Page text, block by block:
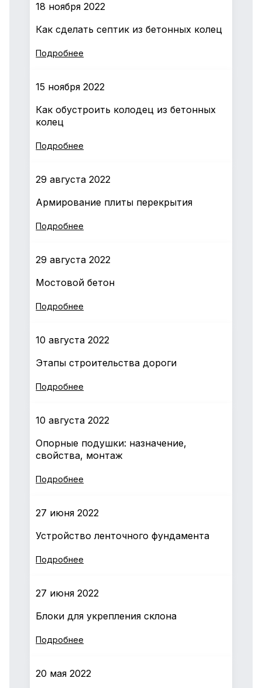
18 ноября 2022
Как сделать септик из бетонных колец
Подробнее
15 ноября 2022
Как обустроить колодец из бетонных
колец
Подробнее
29 августа 2022
Армирование плиты перекрытия
Подробнее
29 августа 2022
Мостовой бетон
Подробнее
10 августа 2022
Этапы строительства дороги
Подробнее
10 августа 2022
Опорные подушки: назначение,
свойства, монтаж
Подробнее
27 июня 2022
Устройство ленточного фундамента
Подробнее
27 июня 2022
Блоки для укрепления склона
Подробнее
20 мая 2022